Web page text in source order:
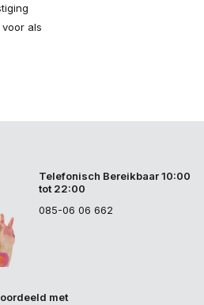
als
Telefonisch Bereikbaar 10:00
tot 22:00
085-06 06 662
met